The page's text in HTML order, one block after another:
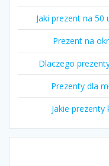
Jaki prezent na
Prezent na
Dlaczego
Prezenty dla
Jakie